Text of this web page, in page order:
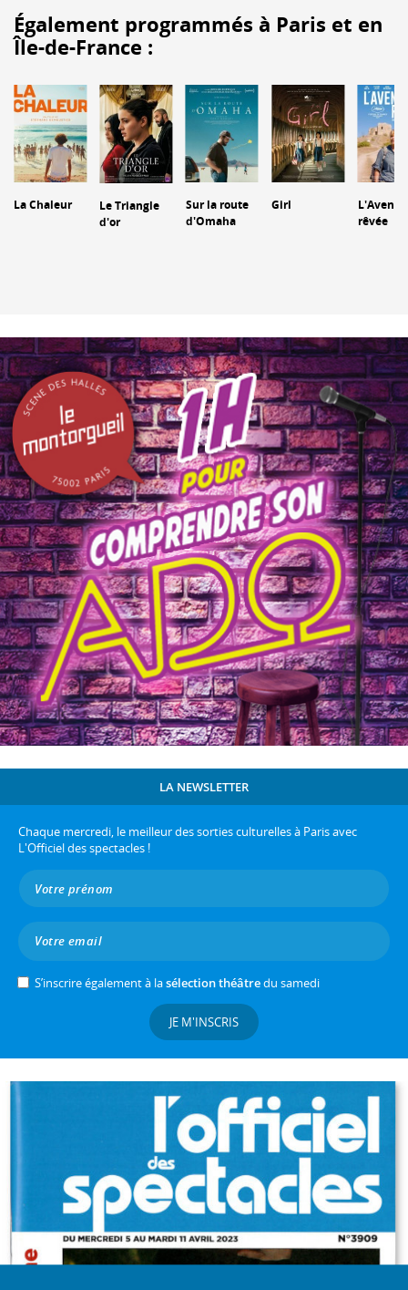
Également programmés à Paris et en
Île-de-France :
La Chaleur
Le Triangle
d'or
Sur la route
d'Omaha
Girl
rêvée
LA NEWSLETTER
Chaque mercredi, le meilleur des sorties culturelles à Paris avec
L'Officiel des spectacles !
S’inscrire également à lasélection théâtredu samedi
JE M'INSCRIS